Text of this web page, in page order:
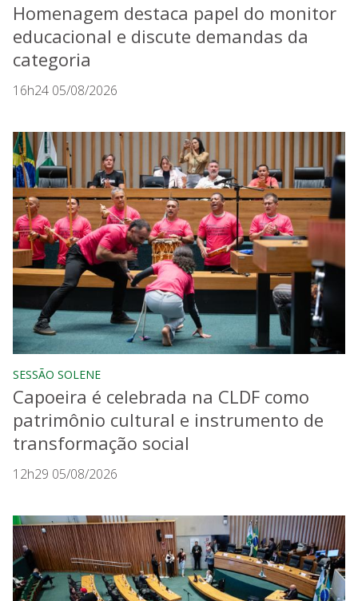
Homenagem destaca papel do monitor
educacional e discute demandas da
categoria
16h24 05/08/2026
SESSÃO SOLENE
Capoeira é celebrada na CLDF como
patrimônio cultural e instrumento de
transformação social
12h29 05/08/2026